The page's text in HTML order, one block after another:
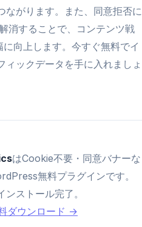
ながります。また、同意拒否に
消することで、コンテンツ戦
向上します。今すぐ無料でイ
ィックデータを手に入れましょ
はCookie不要・同意バナーな
無料プラグインです。
ストール完了。
ダウンロード →